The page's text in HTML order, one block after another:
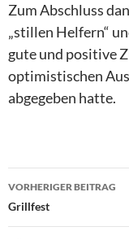
Zum Abschluss
„stillen Helfern“
gute und positive
optimistischen
abgegeben hatte.
VORHERIGER BEITRAG
Grillfest